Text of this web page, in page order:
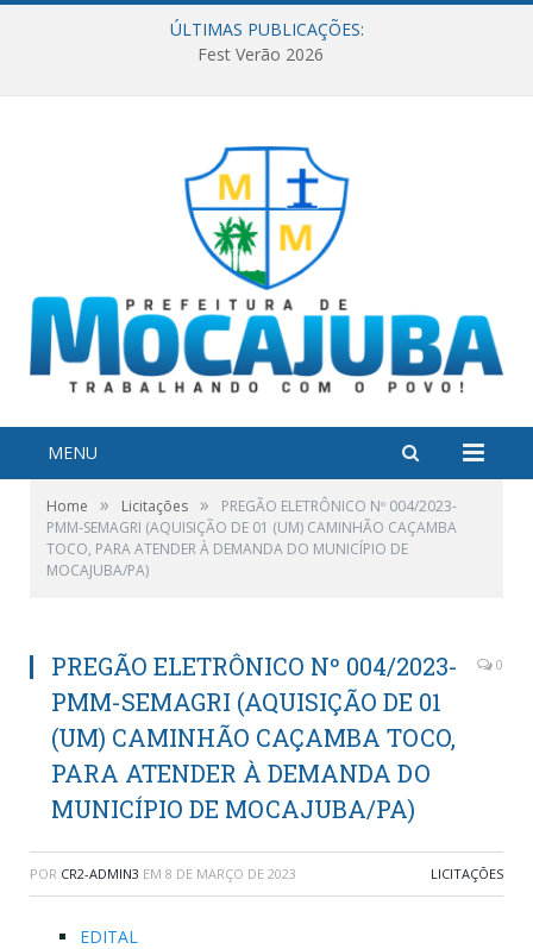
ÚLTIMAS PUBLICAÇÕES:
Fest Verão 2026
MENU
Home » Licitações »
PREGÃO ELETRÔNICO Nº 004/2023-
PMM-SEMAGRI (AQUISIÇÃO DE 01 (UM) CAMINHÃO CAÇAMBA
TOCO, PARA ATENDER À DEMANDA DO MUNICÍPIO DE
MOCAJUBA/PA)
PREGÃO ELETRÔNICO Nº 004/2023-
PMM-SEMAGRI (AQUISIÇÃO DE 01
(UM) CAMINHÃO CAÇAMBA TOCO,
PARA ATENDER À DEMANDA DO
MUNICÍPIO DE MOCAJUBA/PA)
0
POR CR2-ADMIN3 EM 8 DE MARÇO DE 2023 LICITAÇÕES
EDITAL